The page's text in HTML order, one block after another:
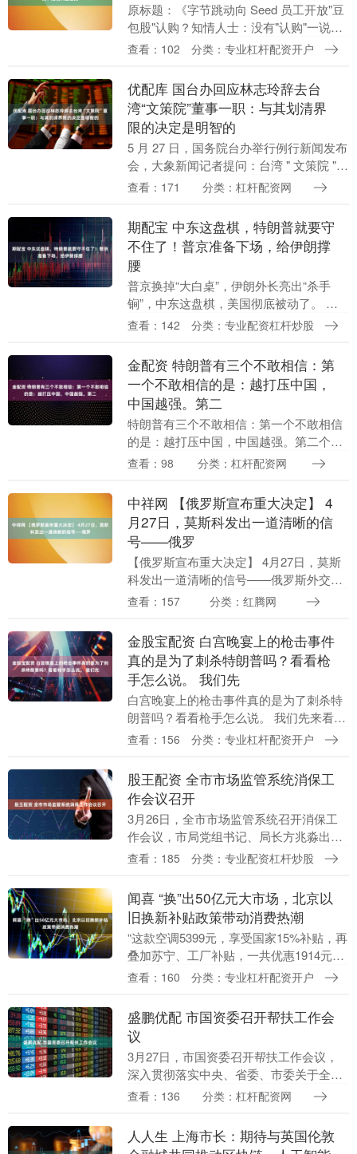
原标题：《字节跳动向 Seed 员工开放"豆
包股"认购？知情人士：没有"认购"一说，
可选择年终奖以"豆包股"形式发放》 据每
查看：102 分类：专业杠杆配资开户
优配库 国台办回应林志玲辞去台
湾“文策院”董事一职：与其划清界
限的决定是明智的
5 月 27 日，国务院台办举行例行新闻发布
会，大象新闻记者提问：台湾 " 文策院 "
近期公布的新任董事名单中包括台湾艺人
查看：171 分类：杠杆配资网
期配宝 中东这盘棋，特朗普就要守
不住了！普京准备下场，给伊朗撑
腰
普京换掉“大白桌”，伊朗外长亮出“杀手
锏”，中东这盘棋，美国彻底被动了。 日
前，普京见了一位远道而来的特殊客人
那种让人看腻了....
查看：142 分类：专业配资杠杆炒股
金配资 特朗普有三个不敢相信：第
一个不敢相信的是：越打压中国，
中国越强。第二
特朗普有三个不敢相信：第一个不敢相信
的是：越打压中国，中国越强。第二个不
敢相信的是；越封锁中国，中国出口越
脸，中国朋友越多。 ....
查看：98 分类：杠杆配资网
中祥网 【俄罗斯宣布重大决定】 4
月27日，莫斯科发出一道清晰的信
号——俄罗
【俄罗斯宣布重大决定】 4月27日，莫斯
科发出一道清晰的信号——俄罗斯外交部
宣布扩大禁止入境俄罗斯的欧方人员名
俄制裁的欧方组....
查看：157 分类：红腾网
金股宝配资 白宫晚宴上的枪击事件
真的是为了刺杀特朗普吗？看看枪
手怎么说。 我们先
白宫晚宴上的枪击事件真的是为了刺杀特
朗普吗？看看枪手怎么说。 我们先来看看
事件的具体情况是怎么回事，事发当天晚
分钟之后枪....
查看：156 分类：专业杠杆配资开户
股王配资 全市市场监管系统消保工
作会议召开
3月26日，全市市场监管系统召开消保工
作会议，市局党组书记、局长方兆淼出席
会议并讲话，市局党组成员、副局长黄勇
始终以消费....
查看：185 分类：专业配资杠杆炒股
闻喜 “换”出50亿元大市场，北京以
旧换新补贴政策带动消费热潮
“这款空调5399元，享受国家15%补贴，再
叠加苏宁、工厂补贴，一共优惠1914元，
到手才3485元，旧机还能上门拆掉，省心
查看：160 分类：专业杠杆配资开户
盛鹏优配 市国资委召开帮扶工作会
议
3月27日，市国资委召开帮扶工作会议，
深入贯彻落实中央、省委、市委关于全面
推进乡村振兴的最新决策部署，总结回顾
新任务，安....
查看：136 分类：杠杆配资网
人人生 上海市长：期待与英国伦敦